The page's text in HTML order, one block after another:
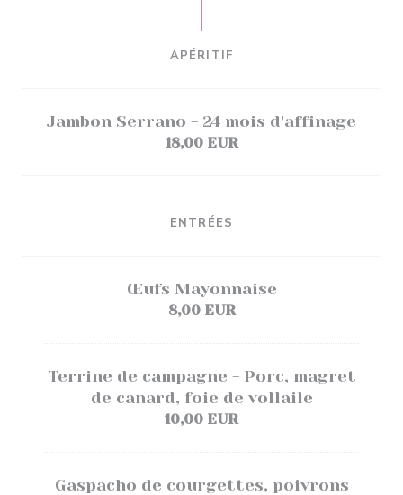
APÉRITIF
Jambon Serrano - 24 mois d'affinage
18,00 EUR
ENTRÉES
Œufs Mayonnaise
8,00 EUR
Terrine de campagne - Porc, magret
de canard, foie de vollaile
10,00 EUR
Gaspacho de courgettes, poivrons